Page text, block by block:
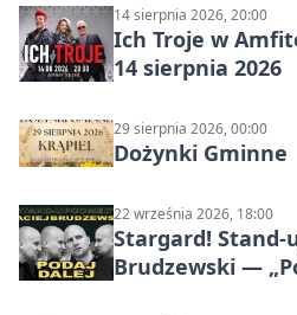
14 sierpnia 2026, 20:00
Ich Troje w
14 sierpnia 2026
29 sierpnia 2026, 00:00
Dożynki Gminne
22 września 2026, 18:00
Stargard! Stand-
Brudzewski —